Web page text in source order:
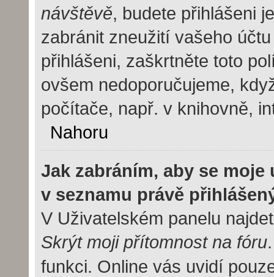
návštěvě, budete přihlášeni
zabránit zneužití vašeho
přihlášeni, zaškrtněte toto
ovšem nedoporučujeme,
počítače, např. v knihovně,
Nahoru
Jak zabráním, aby se
v seznamu právě
V Uživatelském panelu
Skrýt moji přítomnost na fóru
funkci. Online vás uvidí